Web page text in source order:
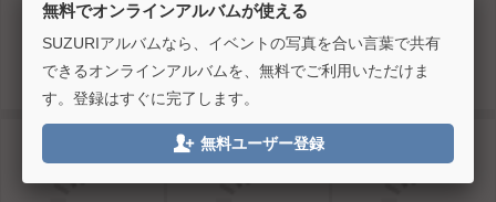
無料でオンラインアルバムが使える
SUZURIアルバムなら、イベントの写真を合い言葉で共有
できるオンラインアルバムを、無料でご利用いただけま
す。登録はすぐに完了します。
 無料ユーザー登録